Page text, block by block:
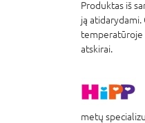
Produktas iš
ją
temperatūroje
atskirai.
metų